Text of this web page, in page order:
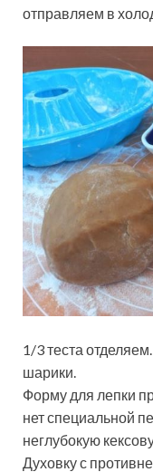
отправляем в
1/3 теста
шарики.
Форму для лепки
нет специальной
неглубокую
Духовку с